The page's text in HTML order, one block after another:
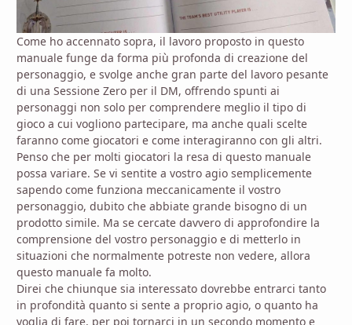
Come ho accennato sopra, il lavoro proposto in questo
manuale funge da forma più profonda di creazione del
personaggio, e svolge anche gran parte del lavoro pesante
di una Sessione Zero per il DM, offrendo spunti ai
personaggi non solo per comprendere meglio il tipo di
gioco a cui vogliono partecipare, ma anche quali scelte
faranno come giocatori e come interagiranno con gli altri.
Penso che per molti giocatori la resa di questo manuale
possa variare. Se vi sentite a vostro agio semplicemente
sapendo come funziona meccanicamente il vostro
personaggio, dubito che abbiate grande bisogno di un
prodotto simile. Ma se cercate davvero di approfondire la
comprensione del vostro personaggio e di metterlo in
situazioni che normalmente potreste non vedere, allora
questo manuale fa molto.
Direi che chiunque sia interessato dovrebbe entrarci tanto
in profondità quanto si sente a proprio agio, o quanto ha
voglia di fare, per poi tornarci in un secondo momento e